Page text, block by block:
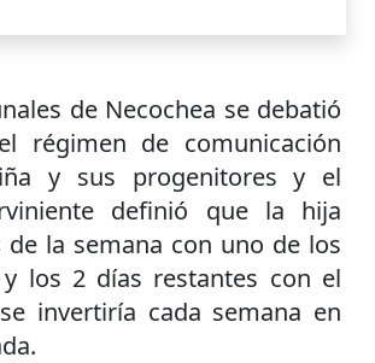
de Necochea se debatió
régimen de comunicación
y sus progenitores y el
definió que la hija
de la semana con uno de los
los 2 días restantes con el
invertiría cada semana en